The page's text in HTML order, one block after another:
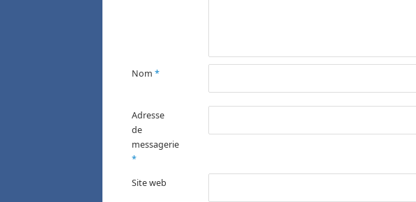
Nom *
Adresse
de
messagerie
*
Site web